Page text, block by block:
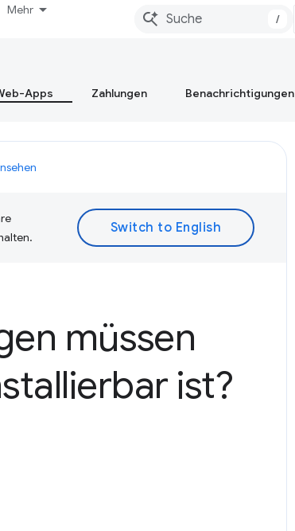
Mehr
/
Apps Zahlungen Benachrichtigungen
müssen
ist?